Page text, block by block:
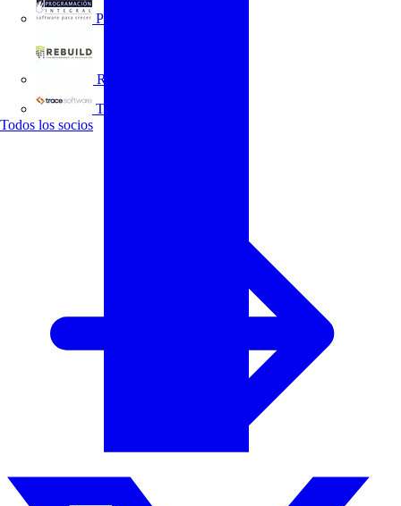
Programación Integral
REBUILD
Trace Software
Todos los socios